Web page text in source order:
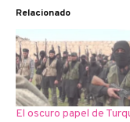
Relacionado
El oscuro papel de